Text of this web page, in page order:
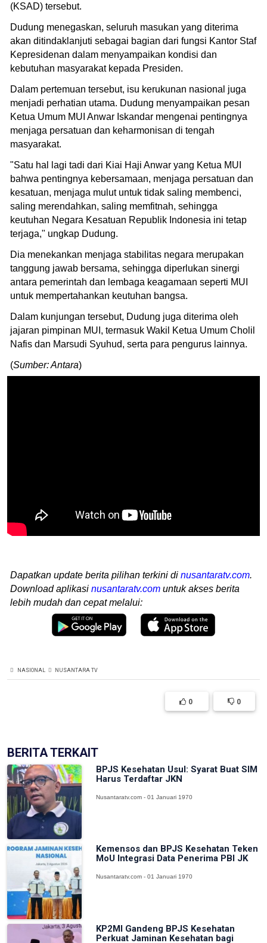
(KSAD) tersebut.
Dudung menegaskan, seluruh masukan yang diterima
akan ditindaklanjuti sebagai bagian dari fungsi Kantor Staf
Kepresidenan dalam menyampaikan kondisi dan
kebutuhan masyarakat kepada Presiden.
Dalam pertemuan tersebut, isu kerukunan nasional juga
menjadi perhatian utama. Dudung menyampaikan pesan
Ketua Umum MUI Anwar Iskandar mengenai pentingnya
menjaga persatuan dan keharmonisan di tengah
masyarakat.
"Satu hal lagi tadi dari Kiai Haji Anwar yang Ketua MUI
bahwa pentingnya kebersamaan, menjaga persatuan dan
kesatuan, menjaga mulut untuk tidak saling membenci,
saling merendahkan, saling memfitnah, sehingga
keutuhan Negara Kesatuan Republik Indonesia ini tetap
terjaga," ungkap Dudung.
Dia menekankan menjaga stabilitas negara merupakan
tanggung jawab bersama, sehingga diperlukan sinergi
antara pemerintah dan lembaga keagamaan seperti MUI
untuk mempertahankan keutuhan bangsa.
Dalam kunjungan tersebut, Dudung juga diterima oleh
jajaran pimpinan MUI, termasuk Wakil Ketua Umum Cholil
Nafis dan Marsudi Syuhud, serta para pengurus lainnya.
(Sumber: Antara)
Dapatkan update berita pilihan terkini di nusantaratv.com.
Download aplikasi nusantaratv.com untuk akses berita
lebih mudah dan cepat melalui:
NASIONAL NUSANTARA TV
0 0
BERITA TERKAIT
BPJS Kesehatan Usul: Syarat Buat SIM
Harus Terdaftar JKN
Nusantaratv.com - 01 Januari 1970
Kemensos dan BPJS Kesehatan Teken
MoU Integrasi Data Penerima PBI JK
Nusantaratv.com - 01 Januari 1970
KP2MI Gandeng BPJS Kesehatan
Perkuat Jaminan Kesehatan bagi